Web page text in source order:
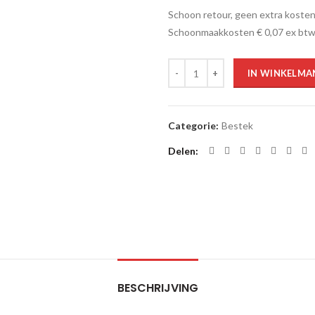
Schoon retour, geen extra
Schoonmaakkosten € 0,07 ex
IN
Categorie: Bestek
Delen
BESCHRIJVING